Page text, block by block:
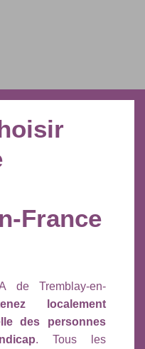
France
de Tremblay-en-
localement
des personnes
. Tous les